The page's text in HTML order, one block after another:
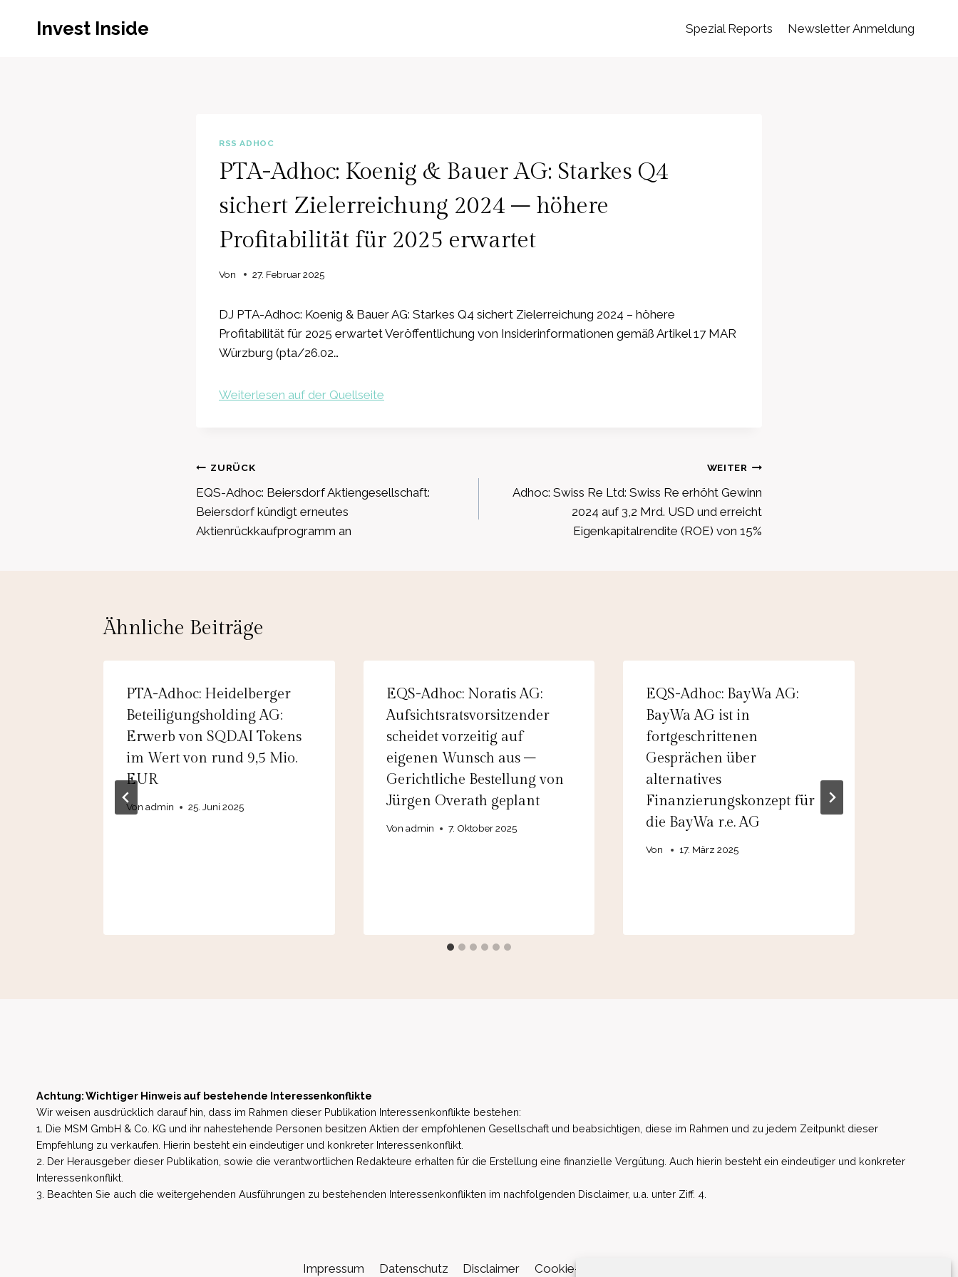
Invest Inside Spezial Reports Newsletter Anmeldung
RSS ADHOC
PTA-Adhoc: Koenig & Bauer AG: Starkes Q4
sichert Zielerreichung 2024 – höhere
Profitabilität für 2025 erwartet
Von 27. Februar 2025
DJ PTA-Adhoc: Koenig & Bauer AG: Starkes Q4 sichert Zielerreichung 2024 – höhere
Profitabilität für 2025 erwartet Veröffentlichung von Insiderinformationen gemäß Artikel 17 MAR
Würzburg (pta/26.02…
Weiterlesen auf der Quellseite
Beitragsnavigation
ZURÜCK
EQS-Adhoc: Beiersdorf Aktiengesellschaft:
Beiersdorf kündigt erneutes
Aktienrückkaufprogramm an
WEITER
Adhoc: Swiss Re Ltd: Swiss Re erhöht Gewinn
2024 auf 3,2 Mrd. USD und erreicht
Eigenkapitalrendite (ROE) von 15%
Ähnliche Beiträge
PTA-Adhoc: Heidelberger
Beteiligungsholding AG:
Erwerb von SQD.AI Tokens
im Wert von rund 9,5 Mio.
EUR
Von admin 25. Juni 2025
EQS-Adhoc: Noratis AG:
Aufsichtsratsvorsitzender
scheidet vorzeitig auf
eigenen Wunsch aus –
Gerichtliche Bestellung von
Jürgen Overath geplant
Von admin 7. Oktober 2025
EQS-Adhoc: BayWa AG:
BayWa AG ist in
fortgeschrittenen
Gesprächen über
alternatives
Finanzierungskonzept für
die BayWa r.e. AG
Von 17. März 2025
Achtung: Wichtiger Hinweis auf bestehende Interessenkonflikte
Wir weisen ausdrücklich darauf hin, dass im Rahmen dieser Publikation Interessenkonflikte bestehen:
1. Die MSM GmbH & Co. KG und ihr nahestehende Personen besitzen Aktien der empfohlenen Gesellschaft und beabsichtigen, diese im Rahmen und zu jedem Zeitpunkt dieser
Empfehlung zu verkaufen. Hierin besteht ein eindeutiger und konkreter Interessenkonflikt.
2. Der Herausgeber dieser Publikation, sowie die verantwortlichen Redakteure erhalten für die Erstellung eine finanzielle Vergütung. Auch hierin besteht ein eindeutiger und konkreter
Interessenkonflikt.
3. Beachten Sie auch die weitergehenden Ausführungen zu bestehenden Interessenkonflikten im nachfolgenden Disclaimer, u.a. unter Ziff. 4.
Impressum Datenschutz Disclaimer Cookie-Richtlinie (EU)